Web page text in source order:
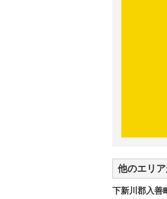
他のエリ
下新川郡入善